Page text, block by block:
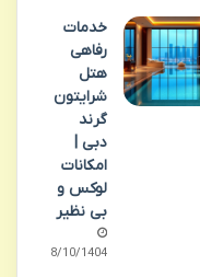
خدمات
رفاهی
هتل
شرایتون
گرند
دبی |
امکانات
لوکس و
بی نظیر
08/10/1404